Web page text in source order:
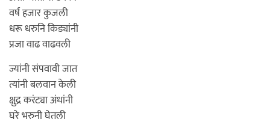
वर्ष हजार कुजली
धरू धरुनि किड्यांनी
प्रजा वाढ वाढवली
ज्यांनी संपवावी जात
त्यांनी बलवान केली
क्षुद्र करंट्या अंधांनी
घरे भरुनी घेतली